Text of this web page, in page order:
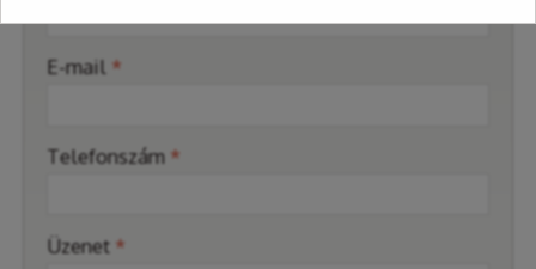
E-mail *
Telefonszám *
Üzenet *